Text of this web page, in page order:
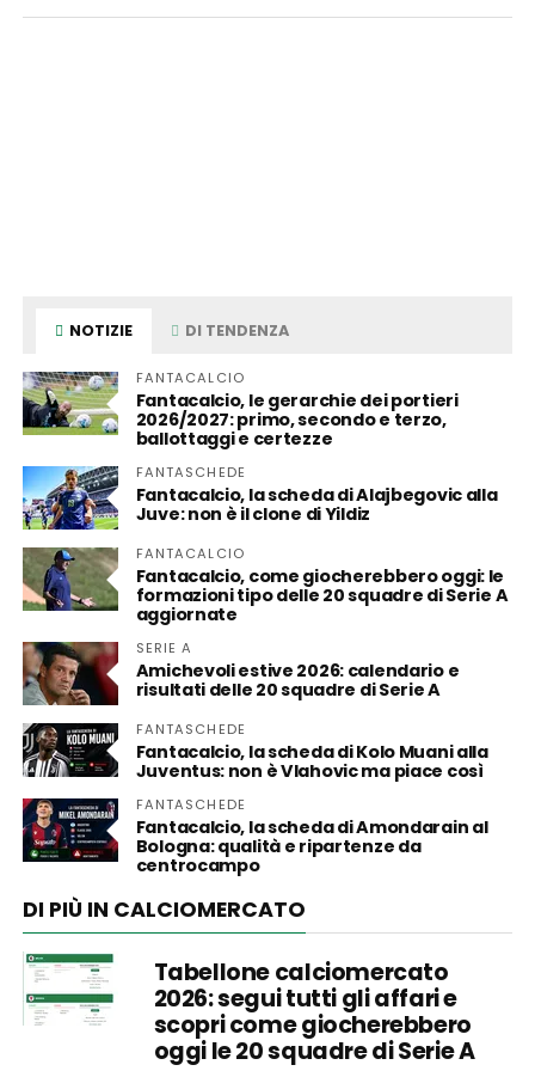
NOTIZIE DI TENDENZA
FANTACALCIO
Fantacalcio, le gerarchie dei portieri
2026/2027: primo, secondo e terzo,
ballottaggi e certezze
FANTASCHEDE
Fantacalcio, la scheda di Alajbegovic alla
Juve: non è il clone di Yildiz
FANTACALCIO
Fantacalcio, come giocherebbero oggi: le
formazioni tipo delle 20 squadre di Serie A
aggiornate
SERIE A
Amichevoli estive 2026: calendario e
risultati delle 20 squadre di Serie A
FANTASCHEDE
Fantacalcio, la scheda di Kolo Muani alla
Juventus: non è Vlahovic ma piace così
FANTASCHEDE
Fantacalcio, la scheda di Amondarain al
Bologna: qualità e ripartenze da
centrocampo
DI PIÙ IN CALCIOMERCATO
Tabellone calciomercato
2026: segui tutti gli affari e
scopri come giocherebbero
oggi le 20 squadre di Serie A